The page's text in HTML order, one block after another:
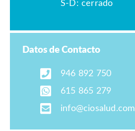
S-D: cerrado
Datos de Contacto
946 892 750
615 865 279
info@ciosalud.com